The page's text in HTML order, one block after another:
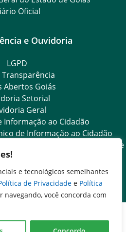
e tecnológicos semelhantes
de Privacidade e Política
navegando, você concorda com
Oficial
e Ouvidoria
LGPD
Transparência
Abertos Goiás
Setorial
Geral
Informação ao Cidadão
de Informação ao Cidadão
Organizações Sociais de Saúde
Civil
(Expresso)
(Presencial)